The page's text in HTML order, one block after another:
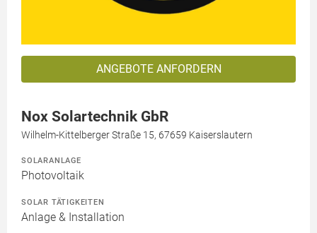
ANGEBOTE ANFORDERN
Nox Solartechnik GbR
Wilhelm-Kittelberger Straße 15, 67659 Kaiserslautern
SOLARANLAGE
Photovoltaik
SOLAR TÄTIGKEITEN
Anlage & Installation